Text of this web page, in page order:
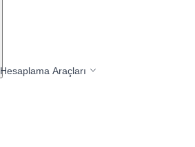
Hesaplama Araçları